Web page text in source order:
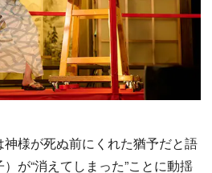
様が死ぬ前にくれた猶予だと語
が“消えてしまった”ことに動揺